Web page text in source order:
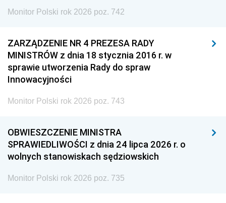
Monitor Polski rok 2026 poz. 742
ZARZĄDZENIE NR 4 PREZESA RADY
MINISTRÓW z dnia 18 stycznia 2016 r. w
sprawie utworzenia Rady do spraw
Innowacyjności
Monitor Polski rok 2026 poz. 743
OBWIESZCZENIE MINISTRA
SPRAWIEDLIWOŚCI z dnia 24 lipca 2026 r. o
wolnych stanowiskach sędziowskich
Monitor Polski rok 2026 poz. 735